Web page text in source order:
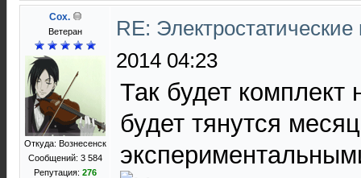
Cox.
Ветеран
Откуда: Вознесенск
Сообщений: 3 584
Репутация: 276
RE:
2014 04:23
Так будет комплект
будет тянутся